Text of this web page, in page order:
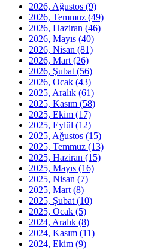
2026, Ağustos (9)
2026, Temmuz (49)
2026, Haziran (46)
2026, Mayıs (40)
2026, Nisan (81)
2026, Mart (26)
2026, Şubat (56)
2026, Ocak (43)
2025, Aralık (61)
2025, Kasım (58)
2025, Ekim (17)
2025, Eylül (12)
2025, Ağustos (15)
2025, Temmuz (13)
2025, Haziran (15)
2025, Mayıs (16)
2025, Nisan (7)
2025, Mart (8)
2025, Şubat (10)
2025, Ocak (5)
2024, Aralık (8)
2024, Kasım (11)
2024, Ekim (9)